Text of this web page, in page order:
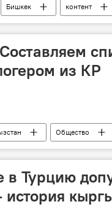
Бишкек контент
из КР
Общество
отдых
в Турцию